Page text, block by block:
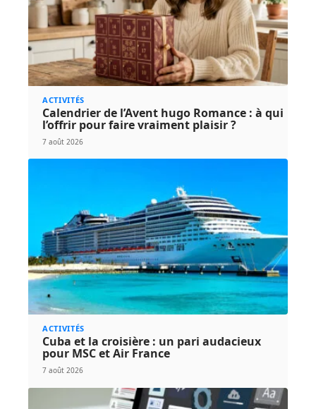
ACTIVITÉS
Calendrier de l’Avent hugo Romance : à qui
l’offrir pour faire vraiment plaisir ?
7 août 2026
ACTIVITÉS
Cuba et la croisière : un pari audacieux
pour MSC et Air France
7 août 2026